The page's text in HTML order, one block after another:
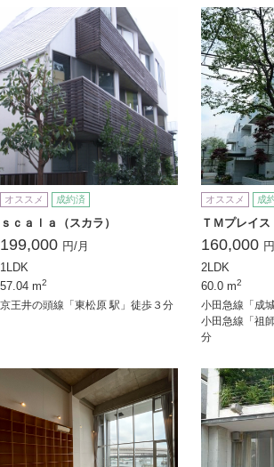
オススメ 成約済
ｓｃａｌａ（スカラ）
199,000 円/月
1LDK
57.04 m2
京王井の頭線「東松原 駅」徒歩３分
オススメ 成
ＴＭプレイス
160,000
2LDK
60.0 m2
小田急線「成
小田急線「祖
分